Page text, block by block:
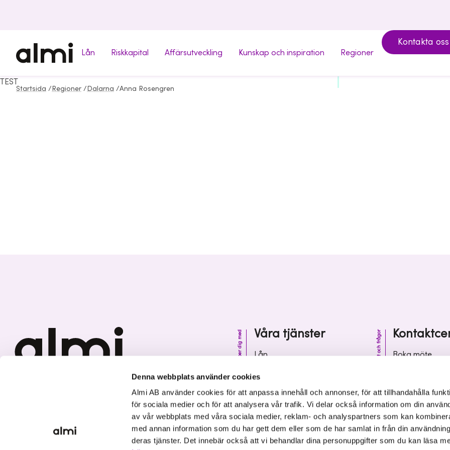
Denna webbplats använder cookies
Almi AB använder cookies för att anpassa innehåll och annonser, för att tillhandahålla
för sociala medier och för att analysera vår trafik. Vi delar också information om din
av vår webbplats med våra sociala medier, reklam- och analyspartners som kan
med annan information som du har gett dem eller som de har samlat in från din
deras tjänster. Det innebär också att vi behandlar dina personuppgifter som du kan läsa
Lån Riskkapital Affärsutveckling Kunskap och inspiration Regioner
Kontakta oss
Startsida / Regioner / Dalarna /Anna Rosengren
TEST
Våra tjänster
Vi hjälper dig med
Lån
Affärsutveckling
Kunskap och inspiration
Kontakt och frågor
Boka möte
Vanliga frågor